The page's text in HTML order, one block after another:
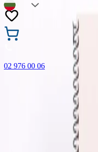
BG
02 976 00 06
🎁 Купи 3 продукта с
най-евтиния